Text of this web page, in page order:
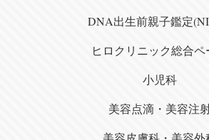
DNA出生前親子鑑定
ヒロクリニック総合ペ
小児科
美容点滴・美容注